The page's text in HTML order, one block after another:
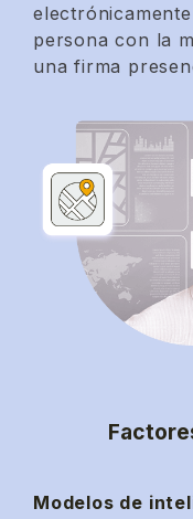
persona con la
una firma
Modelos de